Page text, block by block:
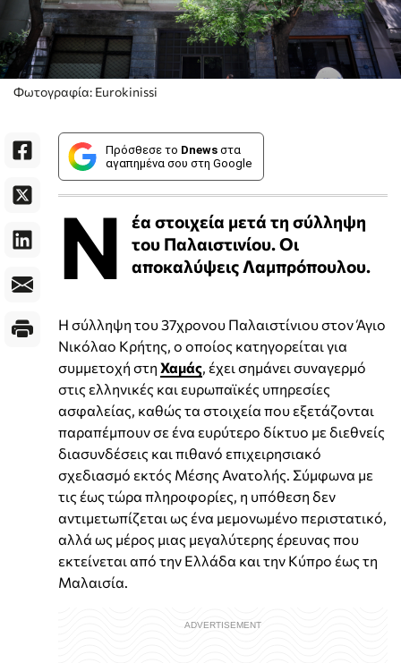
Φωτογραφία: Eurokinissi
Πρόσθεσε το Dnews στα
αγαπημένα σου στη Google
Ν
έα στοιχεία μετά τη σύλληψη
του Παλαιστινίου. Οι
αποκαλύψεις Λαμπρόπουλου.
Η σύλληψη του 37χρονου Παλαιστίνιου στον Άγιο
Νικόλαο Κρήτης, ο οποίος κατηγορείται για
συμμετοχή στη Χαμάς , έχει σημάνει συναγερμό
στις ελληνικές και ευρωπαϊκές υπηρεσίες
ασφαλείας, καθώς τα στοιχεία που εξετάζονται
παραπέμπουν σε ένα ευρύτερο δίκτυο με διεθνείς
διασυνδέσεις και πιθανό επιχειρησιακό
σχεδιασμό εκτός Μέσης Ανατολής. Σύμφωνα με
τις έως τώρα πληροφορίες, η υπόθεση δεν
αντιμετωπίζεται ως ένα μεμονωμένο περιστατικό,
αλλά ως μέρος μιας μεγαλύτερης έρευνας που
εκτείνεται από την Ελλάδα και την Κύπρο έως τη
Μαλαισία.